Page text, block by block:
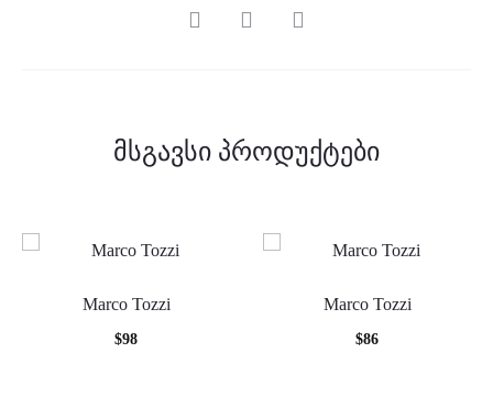
SHARE
მსგავსი პროდუქტები
Marco Tozzi
$98
Marco Tozzi
$86